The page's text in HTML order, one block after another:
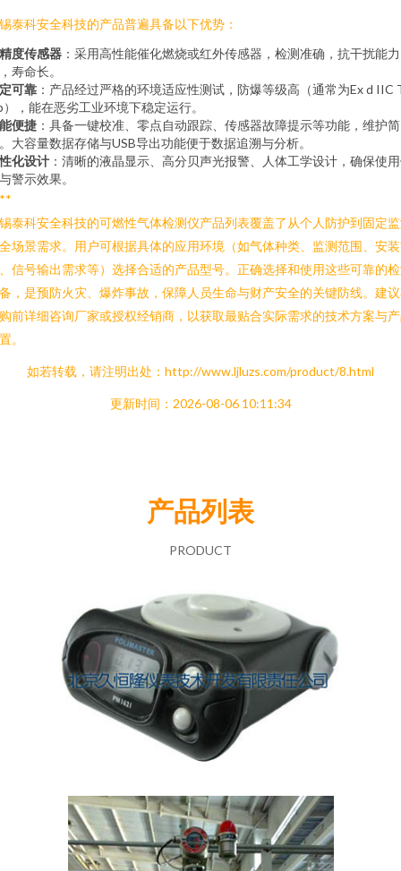
泰科安全科技的产品普遍具备以下优势：
度传感器 ：采用高性能催化燃烧或红外传感器，检测准确，抗干扰能力
寿命长。
可靠 ：产品经过严格的环境适应性测试，防爆等级高（通常为Ex d IIC
），能在恶劣工业环境下稳定运行。
便捷 ：具备一键校准、零点自动跟踪、传感器故障提示等功能，维护简
大容量数据存储与USB导出功能便于数据追溯与分析。
化设计 ：清晰的液晶显示、高分贝声光报警、人体工学设计，确保使
警示效果。
泰科安全科技的可燃性气体检测仪产品列表覆盖了从个人防护到固定
场景需求。用户可根据具体的应用环境（如气体种类、监测范围、安
信号输出需求等）选择合适的产品型号。正确选择和使用这些可靠的
，是预防火灾、爆炸事故，保障人员生命与财产安全的关键防线。建
前详细咨询厂家或授权经销商，以获取最贴合实际需求的技术方案与
。
如若转载，请注明出处：http://www.ljluzs.com/product/8.html
更新时间：2026-08-06 10:11:34
产品列表
PRODUCT